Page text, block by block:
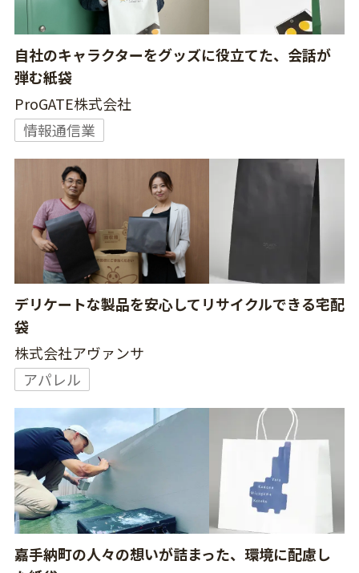
自社のキャラクターをグッズに役立てた、会話が
弾む紙袋
ProGATE株式会社
情報通信業
デリケートな製品を安心してリサイクルできる宅配
袋
株式会社アヴァンサ
アパレル
嘉手納町の人々の想いが詰まった、環境に配慮し